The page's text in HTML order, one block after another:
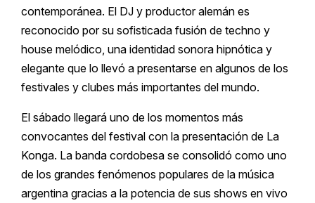
contemporánea. El DJ y productor alemán es
reconocido por su sofisticada fusión de techno y
house melódico, una identidad sonora hipnótica y
elegante que lo llevó a presentarse en algunos de los
festivales y clubes más importantes del mundo.
El sábado llegará uno de los momentos más
convocantes del festival con la presentación de La
Konga. La banda cordobesa se consolidó como uno
de los grandes fenómenos populares de la música
argentina gracias a la potencia de sus shows en vivo